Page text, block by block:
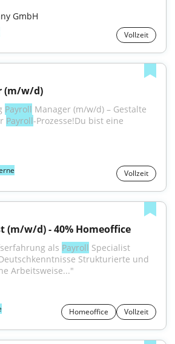
GmbH
Vollzeit
(m/w/d)
Payroll Manager (m/w/d) – Gestalte
Payroll-Prozesse!Du bist eine
Vollzeit
(m/w/d) - 40% Homeoffice
als Payroll Specialist
Strukturierte und
Arbeitsweise..."
Homeoffice Vollzeit